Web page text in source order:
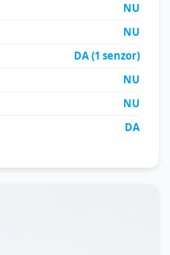
NU
NU
DA (1 senzor)
NU
NU
DA